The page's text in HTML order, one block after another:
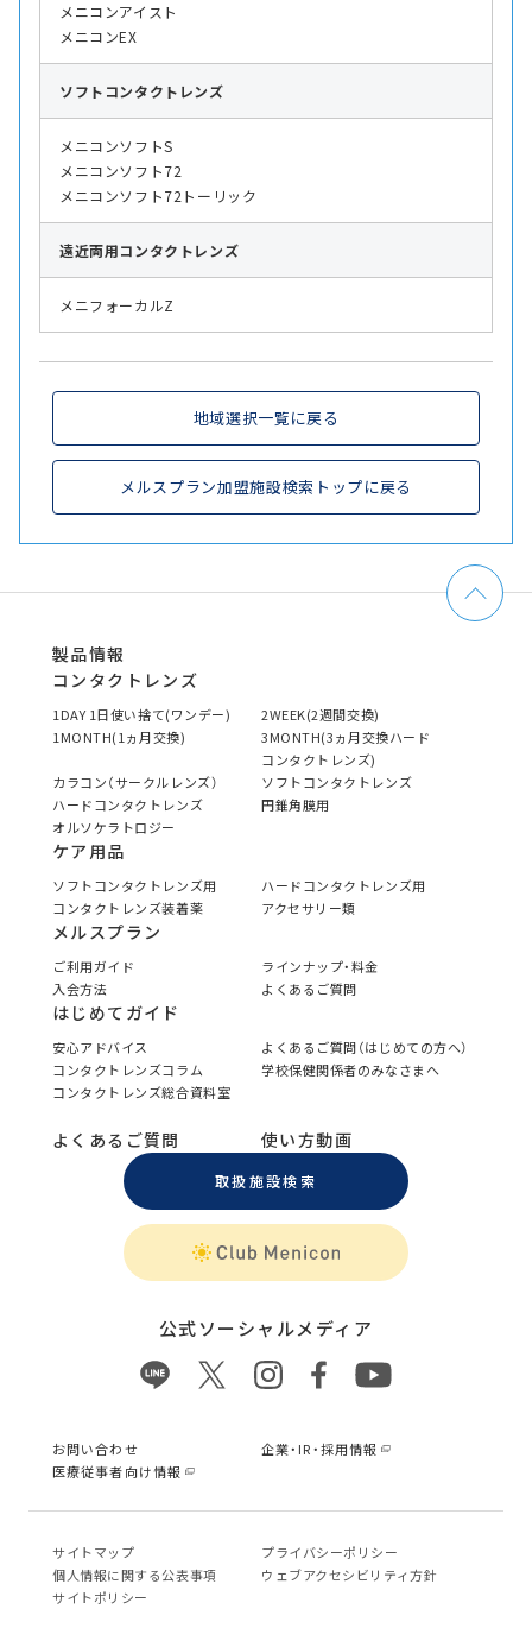
メニコンアイスト
メニコンEX
ソフト コンタクトレンズ
メニコンソフトS
メニコンソフト72
メニコンソフト72トーリック
遠近両用コンタクトレンズ
メニフォーカルZ
地域選択一覧に戻る
メルスプラン加盟施設検索トップに戻る
製品情報
コンタクトレンズ
1DAY 1日使い捨て(ワンデー)
2WEEK(2週間交換)
1MONTH(1ヵ月交換)
3MONTH(3ヵ月交換ハード
コンタクトレンズ)
カラコン（サークルレンズ）
ソフトコンタクトレンズ
ハードコンタクトレンズ
円錐角膜用
オルソケラトロジー
ケア用品
ソフトコンタクトレンズ用
ハードコンタクトレンズ用
コンタクトレンズ装着薬
アクセサリー類
メルスプラン
ご利用ガイド
ラインナップ・料金
入会方法
よくあるご質問
はじめてガイド
安心アドバイス
よくあるご質問（はじめての方へ）
コンタクトレンズコラム
学校保健関係者のみなさまへ
コンタクトレンズ総合資料室
よくあるご質問 使い方動画
取扱施設検索
公式ソーシャルメディア
お問い合わせ
企業・IR・採用情報
医療従事者向け情報
サイトマップ
プライバシーポリシー
個⼈情報に関する公表事項
ウェブアクセシビリティ方針
サイトポリシー